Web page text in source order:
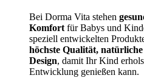
Bei Dorma Vita stehen
Komfort für Babys und
speziell entwickelten
höchste Qualität,
Design, damit Ihr Kind
Entwicklung genießen kann.